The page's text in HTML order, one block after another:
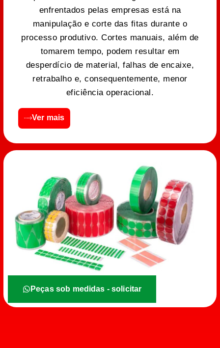
enfrentados pelas empresas está na
manipulação e corte das fitas durante o
processo produtivo. Cortes manuais, além de
tomarem tempo, podem resultar em
desperdício de material, falhas de encaixe,
retrabalho e, consequentemente, menor
eficiência operacional.
Ver mais
Peças sob medidas - solicitar